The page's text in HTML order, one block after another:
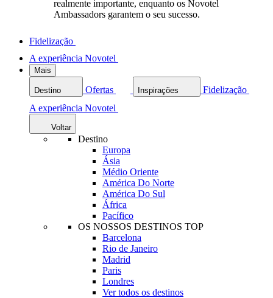
realmente importante, enquanto os Novotel
Ambassadors garantem o seu sucesso.
Fidelização
A experiência Novotel
Mais
Destino Ofertas Inspirações
Fidelização
A experiência Novotel
Voltar
Destino
Europa
Ásia
Médio Oriente
América Do Norte
América Do Sul
África
Pacífico
OS NOSSOS DESTINOS TOP
Barcelona
Rio de Janeiro
Madrid
Paris
Londres
Ver todos os destinos